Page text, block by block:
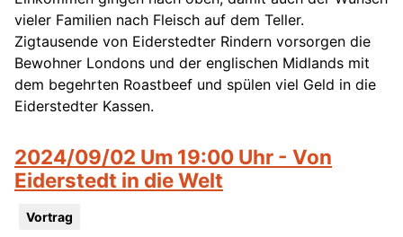
vieler Familien nach Fleisch auf dem Teller.
Zigtausende von Eiderstedter Rindern vorsorgen die
Bewohner Londons und der englischen Midlands mit
dem begehrten Roastbeef und spülen viel Geld in die
Eiderstedter Kassen.
2024/09/02 Um 19:00 Uhr - Von
Eiderstedt in die Welt
Vortrag